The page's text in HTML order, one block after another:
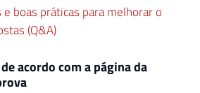
boas práticas para melhorar o
(Q&A)
acordo com a página da